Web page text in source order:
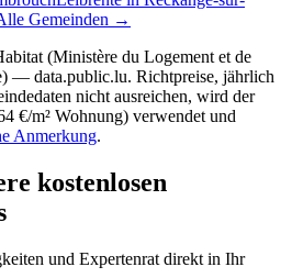
Gemeinden →
(Ministère du Logement et de
— data.public.lu. Richtpreise, jährlich
nicht ausreichen, wird der
€/m² Wohnung) verwendet und
Anmerkung.
kostenlosen
und Expertenrat direkt in Ihr